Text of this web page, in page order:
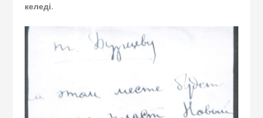
келеді.